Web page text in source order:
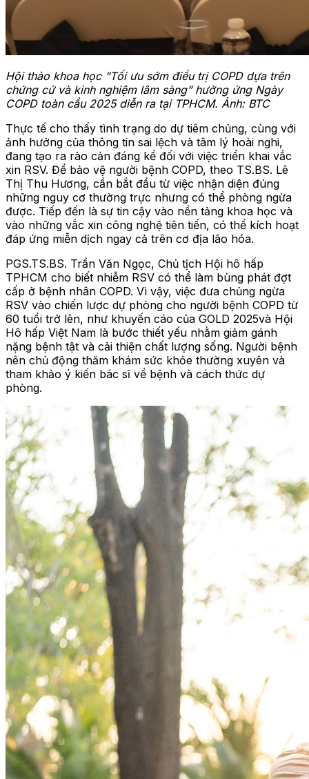
Hội thảo khoa học “Tối ưu sớm điều trị COPD dựa trên
chứng cứ và kinh nghiệm lâm sàng” hưởng ứng Ngày
COPD toàn cầu 2025 diễn ra tại TPHCM. Ảnh: BTC
Thực tế cho thấy tình trạng do dự tiêm chủng, cùng với
ảnh hưởng của thông tin sai lệch và tâm lý hoài nghi,
đang tạo ra rào cản đáng kể đối với việc triển khai vắc
xin RSV. Để bảo vệ người bệnh COPD, theo TS.BS. Lê
Thị Thu Hương, cần bắt đầu từ việc nhận diện đúng
những nguy cơ thường trực nhưng có thể phòng ngừa
được. Tiếp đến là sự tin cậy vào nền tảng khoa học và
vào những vắc xin công nghệ tiên tiến, có thể kích hoạt
đáp ứng miễn dịch ngay cả trên cơ địa lão hóa.
PGS.TS.BS. Trần Văn Ngọc, Chủ tịch Hội hô hấp
TPHCM cho biết nhiễm RSV có thể làm bùng phát đợt
cấp ở bệnh nhân COPD. Vì vậy, việc đưa chủng ngừa
RSV vào chiến lược dự phòng cho người bệnh COPD từ
60 tuổi trở lên, như khuyến cáo của GOLD 2025và Hội
Hô hấp Việt Nam là bước thiết yếu nhằm giảm gánh
nặng bệnh tật và cải thiện chất lượng sống. Người bệnh
nên chủ động thăm khám sức khỏe thường xuyên và
tham khảo ý kiến bác sĩ về bệnh và cách thức dự
phòng.